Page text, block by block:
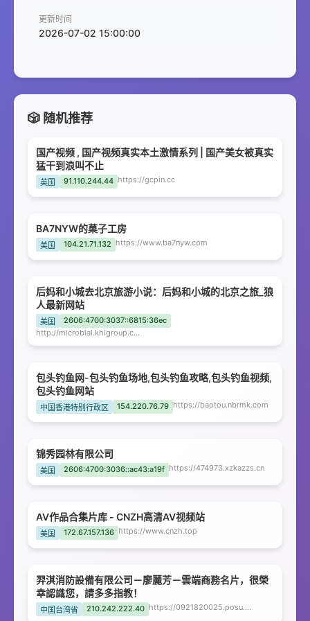
更新时间
2026-07-02 15:00:00
🎲 随机推荐
国产视频 , 国产视频真实本土激情系列 | 国产美女被真实
猛干到浪叫不止
英国 91.110.244.44 https://gcpin.cc
BA7NYW的菓子工房
美国 104.21.71.132 https://www.ba7nyw.com
后妈和小城去北京旅游小说：后妈和小城的北京之旅_狼
人最新网站
美国
2606:4700:3037::6815:36ec
http://microbial.khigroup.com
包头钓鱼网-包头钓鱼场地,包头钓鱼攻略,包头钓鱼视频,
包头钓鱼网站
中国香港特别行政区 154.220.76.79 https://baotou.nbrmk.com
锦秀园林有限公司
美国 2606:4700:3036::ac43:a19f https://474973.xzkazzs.cn
AV作品合集片库 - CNZH高清AV视频站
美国 172.67.157.136 https://www.cnzh.top
羿淇消防設備有限公司－廖麗芳－雲端商務名片，很榮
幸認識您，請多多指教！
中国台湾省 210.242.222.40 https://0921820025.posu.tw